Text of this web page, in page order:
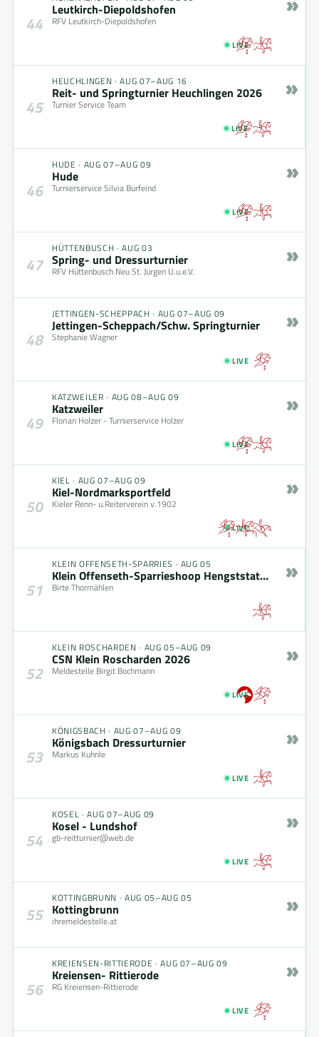
44
Leutkirch-Diepoldshofen
RFV Leutkirch-Diepoldshofen
LIVE
45
HEUCHLINGEN ·AUG 07–AUG 16
Reit- und Springturnier Heuchlingen 2026
Turnier Service Team
LIVE
»
46
HUDE · AUG 07–AUG 09
Hude
Turnierservice Silvia Burfeind
LIVE
»
47
HÜTTENBUSCH ·AUG 03
Spring- und Dressurturnier
RFV Hüttenbusch Neu St. Jürgen U.u.e.V.
»
48
JETTINGEN-SCHEPPACH · AUG 07–AUG 09
Jettingen-Scheppach/Schw. Springturnier
Stephanie Wagner
LIVE
»
49
KATZWEILER · AUG 08–AUG 09
Katzweiler
Florian Holzer - Turnierservice Holzer
LIVE
»
50
KIEL · AUG 07–AUG 09
Kiel-Nordmarksportfeld
Kieler Renn- u.Reiterverein v.1902
LIVE
»
51
KLEIN OFFENSETH-SPARRIES · AUG 05
Klein Offenseth-Sparrieshoop Hengststation Maas J. Hell
Birte Thormählen
»
52
KLEIN ROSCHARDEN · AUG 05–AUG 09
CSN Klein Roscharden 2026
Meldestelle Birgit Bochmann
LIVE
»
53
KÖNIGSBACH · AUG 07–AUG 09
Königsbach Dressurturnier
Markus Kuhnle
LIVE
»
54
KOSEL ·AUG 07–AUG 09
Kosel - Lundshof
gb-reitturnier@web.de
LIVE
»
55
KOTTINGBRUNN · AUG 05–AUG 05
Kottingbrunn
ihremeldestelle.at
»
56
KREIENSEN-RITTIERODE ·AUG 07–AUG 09
Kreiensen- Rittierode
RG Kreiensen-Rittierode
LIVE
»